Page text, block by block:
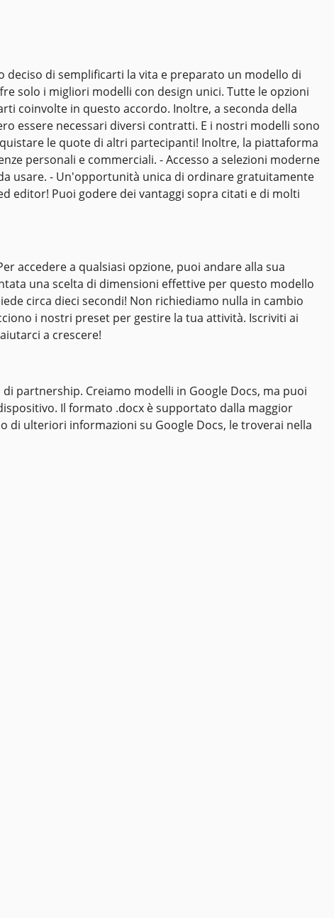
di semplificarti la vita e preparato un modello di
solo i migliori modelli con design unici. Tutte le opzioni
coinvolte in questo accordo. Inoltre, a seconda della
essere necessari diversi contratti. E i nostri modelli sono
le quote di altri partecipanti! Inoltre, la piattaforma
personali e commerciali. - Accesso a selezioni moderne
usare. - Un'opportunità unica di ordinare gratuitamente
editor! Puoi godere dei vantaggi sopra citati e di molti
accedere a qualsiasi opzione, puoi andare alla sua
una scelta di dimensioni effettive per questo modello
circa dieci secondi! Non richiediamo nulla in cambio
i nostri preset per gestire la tua attività. Iscriviti ai
a crescere!
partnership. Creiamo modelli in Google Docs, ma puoi
Il formato .docx è supportato dalla maggior
di ulteriori informazioni su Google Docs, le troverai nella